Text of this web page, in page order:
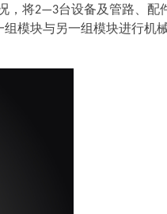
，将2—3台设备及管路、配
模块与另一组模块进行机